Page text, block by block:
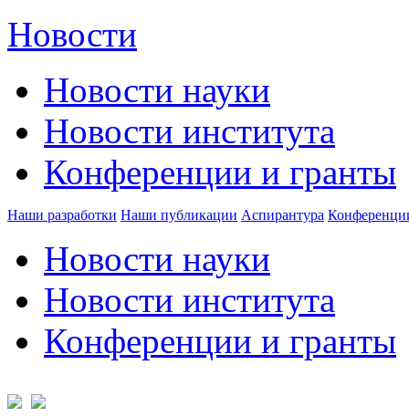
Новости
Новости науки
Новости института
Конференции и гранты
Наши разработки Наши публикации Аспирантура
Новости науки
Новости института
Конференции и гранты